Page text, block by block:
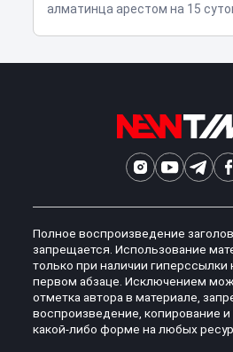
алматинца арестом на 15
Полное воспроизведение
запрещается. Использование
только при наличии гиперссылки
первом абзаце. Исключением
отметка автора в материале,
воспроизведение, копирование
какой-либо форме на любых